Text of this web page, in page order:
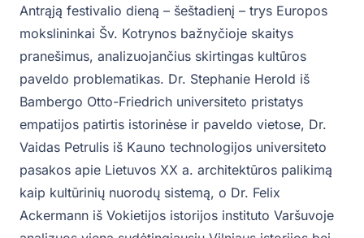
Antrąją festivalio dieną – šeštadienį – trys Europos
mokslininkai Šv. Kotrynos bažnyčioje skaitys
pranešimus, analizuojančius skirtingas kultūros
paveldo problematikas. Dr. Stephanie Herold iš
Bambergo Otto-Friedrich universiteto pristatys
empatijos patirtis istorinėse ir paveldo vietose, Dr.
Vaidas Petrulis iš Kauno technologijos universiteto
pasakos apie Lietuvos XX a. architektūros palikimą
kaip kultūrinių nuorodų sistemą, o Dr. Felix
Ackermann iš Vokietijos istorijos instituto Varšuvoje